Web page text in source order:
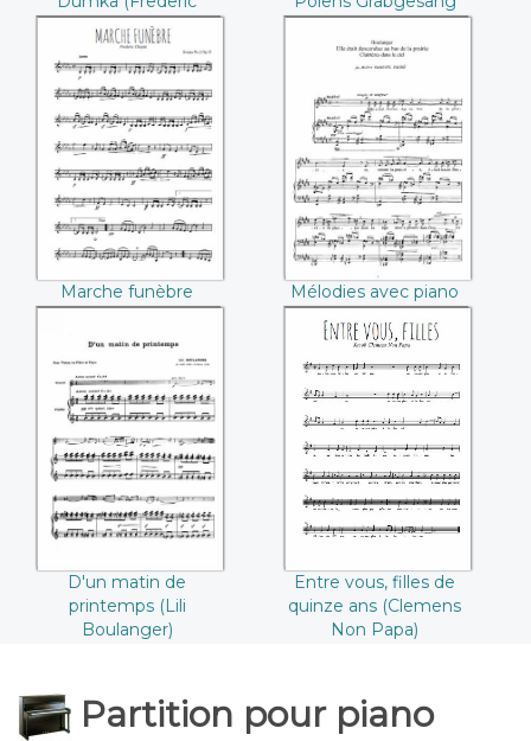
Chopin)
(Frederic Chopin)
Marche funèbre
((Frederic Chopin))
Marche funèbre
(Frederic Chopin)
Mélodies avec
piano (Lili
Boulanger)
Mélodies avec piano
(Lili Boulanger)
D'un matin de
printemps (Lili
Boulanger)
D'un matin de
printemps (Lili
Boulanger)
Entre vous, filles
de quinze ans
(Clemens Non
Papa)
Entre vous, filles de
quinze ans (Clemens
Non Papa)
Partition pour piano